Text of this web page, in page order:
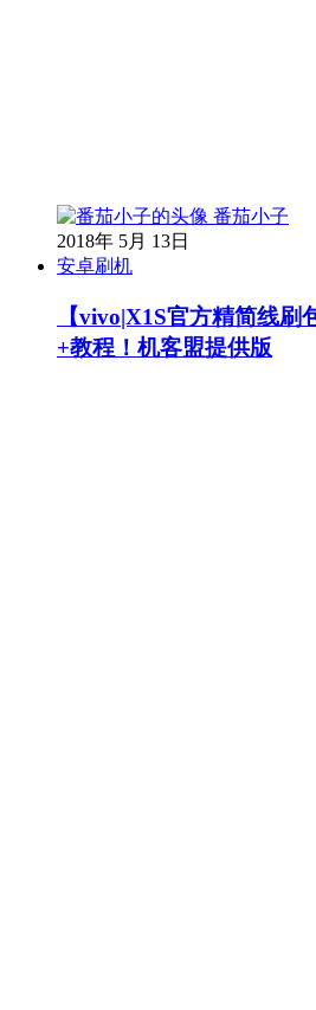
番茄小子
2018年 5月 13日
安卓刷机
【vivo|X1S官方精简线
+教程！机客盟提供版